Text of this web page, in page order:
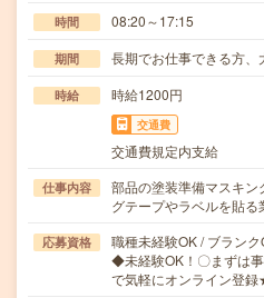
時間 08:20～17:15
期間 長期でお仕事できる方、
時給 時給1200円
交通費
交通費規定内支給
仕事内容
部品の塗装準備マスキ
グテープやラベルを貼
応募資格
職種未経験OK / ブラン
◆未経験OK！〇まずは
で気軽にオンライン登